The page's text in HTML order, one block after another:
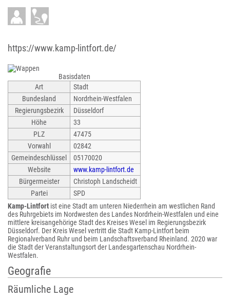
https://www.kamp-lintfort.de/
Basisdaten
Art
Stadt
Bundesland
Nordrhein-Westfalen
Regierungsbezirk
Düsseldorf
Höhe
33
PLZ
47475
Vorwahl
02842
Gemeindeschlüssel
05170020
Website
www.kamp-lintfort.de
Bürgermeister
Christoph Landscheidt
Partei
SPD
Kamp-Lintfort ist eine Stadt am unteren Niederrhein am westlichen Rand
des Ruhrgebiets im Nordwesten des Landes Nordrhein-Westfalen und eine
mittlere kreisangehörige Stadt des Kreises Wesel im Regierungsbezirk
Düsseldorf. Der Kreis Wesel vertritt die Stadt Kamp-Lintfort beim
Regionalverband Ruhr und beim Landschaftsverband Rheinland. 2020 war
die Stadt der Veranstaltungsort der Landesgartenschau Nordrhein-
Westfalen.
Geografie
Räumliche Lage